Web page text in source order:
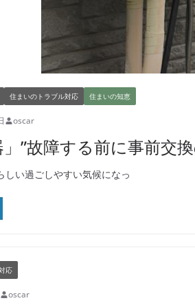
住まいのトラブル対応 住まいの知恵
oscar
」”故障する前に事前交
しい過ごしやすい気候になっ
応
oscar